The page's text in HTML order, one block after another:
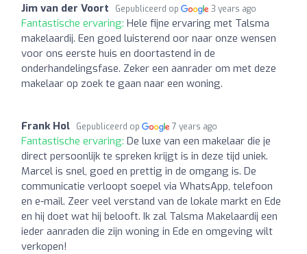
Jim van der Voort Gepubliceerd op 3 years ago
Fantastische ervaring: Hele fijne ervaring met Talsma
makelaardij. Een goed luisterend oor naar onze wensen
voor ons eerste huis en doortastend in de
onderhandelingsfase. Zeker een aanrader om met deze
makelaar op zoek te gaan naar een woning.
Frank Hol Gepubliceerd op 7 years ago
Fantastische ervaring: De luxe van een makelaar die je
direct persoonlijk te spreken krijgt is in deze tijd uniek.
Marcel is snel, goed en prettig in de omgang is. De
communicatie verloopt soepel via WhatsApp, telefoon
en e-mail. Zeer veel verstand van de lokale markt en Ede
en hij doet wat hij belooft. Ik zal Talsma Makelaardij een
ieder aanraden die zijn woning in Ede en omgeving wilt
verkopen!